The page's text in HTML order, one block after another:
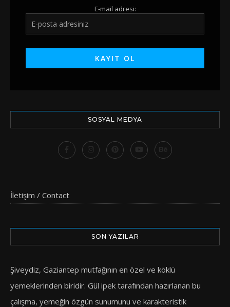
E-mail adresi:
SOSYAL MEDYA
İletişim / Contact
SON YAZILAR
Şiveydiz, Gaziantep mutfağının en özel ve köklü
yemeklerinden biridir. Gül ipek tarafından hazırlanan bu
çalışma, yemeğin özgün sunumunu ve karakteristik